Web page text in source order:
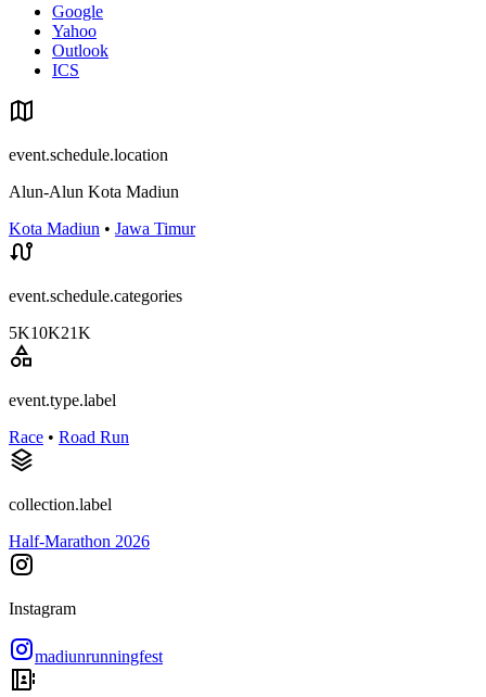
Google
Yahoo
Outlook
ICS
event.schedule.location
Alun-Alun Kota Madiun
Kota Madiun • Jawa Timur
event.schedule.categories
5K10K21K
event.type.label
Race • Road Run
collection.label
Half-Marathon 2026
Instagram
madiunrunningfest